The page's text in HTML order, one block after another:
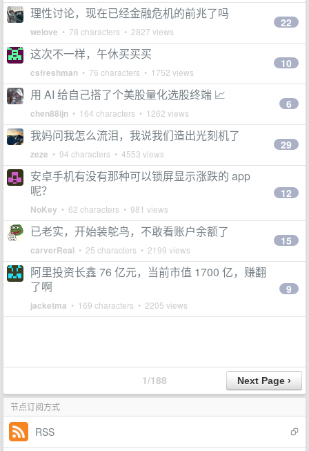
理性讨论，现在已经金融危机的前兆了吗
welove • 78 characters • 2827 views
22
这次不一样，午休买买买
csfreshman • 76 characters • 1752 views
10
用 AI 给自己搭了个美股量化选股终端 📈
chen88ijn • 164 characters • 1262 views
6
我妈问我怎么流泪，我说我们造出光刻机了
zeze • 94 characters • 4553 views
29
安卓手机有没有那种可以锁屏显示涨跌的 app
呢？
NoKey • 62 characters • 981 views
12
已老实，开始装鸵鸟，不敢看账户余额了
carverReal • 25 characters • 2199 views
15
阿里投资长鑫 76 亿元，当前市值 1700 亿，赚翻
了啊
jacketma • 169 characters • 2205 views
9
1/188
节点订阅方式
RSS